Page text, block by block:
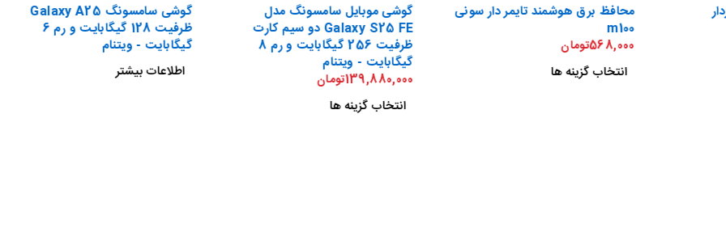
محافظ برق هوشمند تایمر دار سونی
m100
568,000تومان
انتخاب گزینه ها
گوشی موبایل سامسونگ مدل
Galaxy S25 FE دو سیم کارت
ظرفیت 256 گیگابایت و رم 8
گیگابایت - ویتنام
139,880,000تومان
انتخاب گزینه ها
گوشی سامسونگ Galaxy A25
ظرفیت 128 گیگابایت و رم 6
گیگابایت - ویتنام
اطلاعات بیشتر